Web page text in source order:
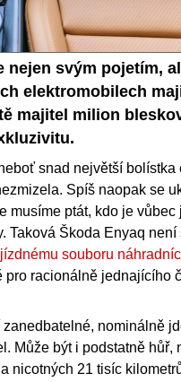
svým pojetím,
elektromobilech
majitel milion
snad největší bolístka
Spíš naopak se
musíme ptát, kdo je vůbec
Taková Škoda Enyaq není
souboru
pro racionálně jednajícího
nominálně
Může být i podstatně hůř,
a nicotných 21 tisíc